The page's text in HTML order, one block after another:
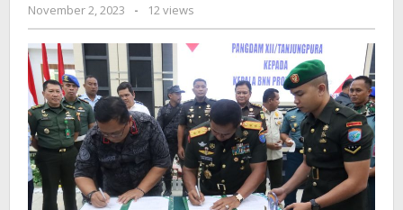
21,164
Kilogram
Sabu
ke
Pihak
BNNP
Kalbar
November 2, 2023
by
Jurnalsiber
- 12 views